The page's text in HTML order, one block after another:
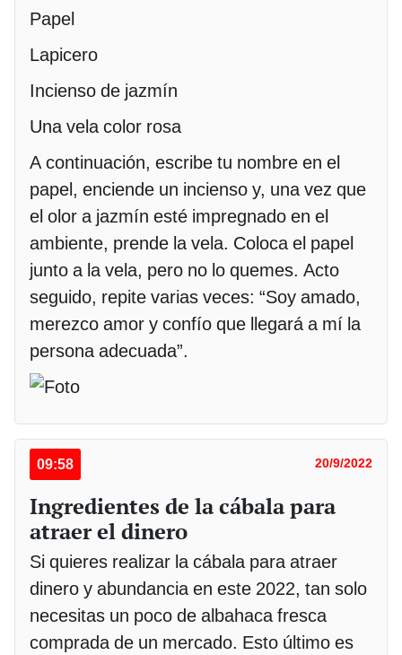
Papel
Lapicero
Incienso de jazmín
Una vela color rosa
A continuación, escribe tu nombre en el
papel, enciende un incienso y, una vez que
el olor a jazmín esté impregnado en el
ambiente, prende la vela. Coloca el papel
junto a la vela, pero no lo quemes. Acto
seguido, repite varias veces: “Soy amado,
merezco amor y confío que llegará a mí la
persona adecuada”.
09:58 20/9/2022
Ingredientes de la cábala para
atraer el dinero
Si quieres realizar la cábala para atraer
dinero y abundancia en este 2022, tan solo
necesitas un poco de albahaca fresca
comprada de un mercado. Esto último es